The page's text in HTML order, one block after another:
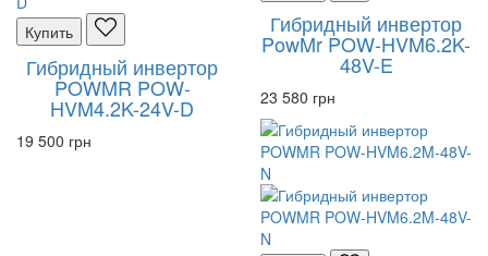
Купить
Гибридный инвертор
POWMR POW-
HVM4.2K-24V-D
19 500 грн
Гибридный инвертор
PowMr POW-HVM6.2K-
48V-E
23 580 грн